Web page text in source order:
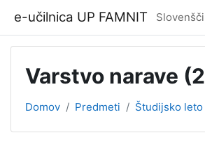
e-učilnica UP FAMNIT
Varstvo narave
Domov Predmeti Študijsko